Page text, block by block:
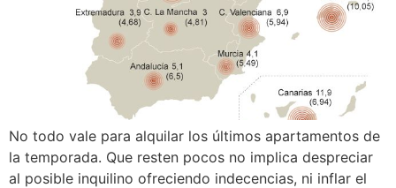
No todo vale para alquilar los últimos apartamentos de
la temporada. Que resten pocos no implica despreciar
al posible inquilino ofreciendo indecencias, ni inflar el